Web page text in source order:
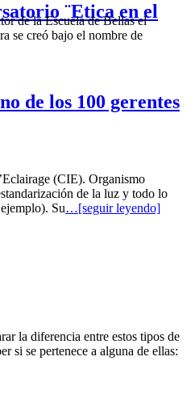
¨Etica en el
de los 100 gerentes
de la Escuela de Bellas el
se creó bajo el nombre de
(CIE). Organismo
de la luz y todo lo
Su…[seguir leyendo]
la diferencia entre estos tipos de
si se pertenece a alguna de ellas: